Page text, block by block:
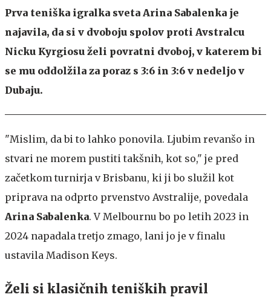
Prva teniška igralka sveta Arina Sabalenka je
najavila, da si v dvoboju spolov proti Avstralcu
Nicku Kyrgiosu želi povratni dvoboj, v katerem bi
se mu oddolžila za poraz s 3:6 in 3:6 v nedeljo v
Dubaju.
"Mislim, da bi to lahko ponovila. Ljubim revanšo in
stvari ne morem pustiti takšnih, kot so," je pred
začetkom turnirja v Brisbanu, ki ji bo služil kot
priprava na odprto prvenstvo Avstralije, povedala
Arina Sabalenka. V Melbournu bo po letih 2023 in
2024 napadala tretjo zmago, lani jo je v finalu
ustavila Madison Keys.
Želi si klasičnih teniških pravil